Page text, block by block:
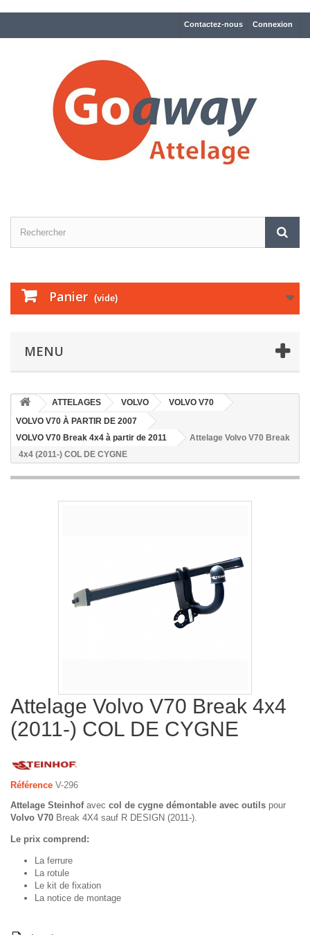
Connexion
Contactez-nous
Panier (vide)
MENU
ATTELAGES VOLVO
VOLVO V70
VOLVO V70 À PARTIR DE 2007
VOLVO V70 Break 4x4 à partir de 2011
Attelage Volvo V70 Break
4x4 (2011-) COL DE CYGNE
Attelage Volvo V70 Break 4x4
(2011-) COL DE CYGNE
Référence V-296
Attelage Steinhofavec col de cygne démontable avec outils pour
Volvo V70 Break 4X4 sauf R DESIGN (2011-).
Le prix comprend:
La ferrure
La rotule
Le kit de fixation
La notice de montage